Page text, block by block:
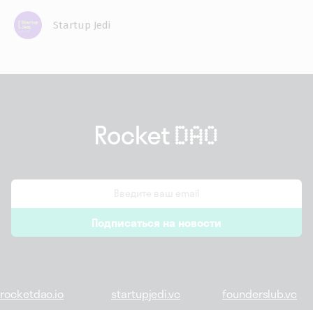
Startup Jedi
*
Подписаться на новости
rocketdao.io startupjedi.vc founderslub.vc